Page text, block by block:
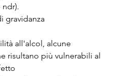
gravidanza
all'alcol, alcune
risultano più vulnerabili al